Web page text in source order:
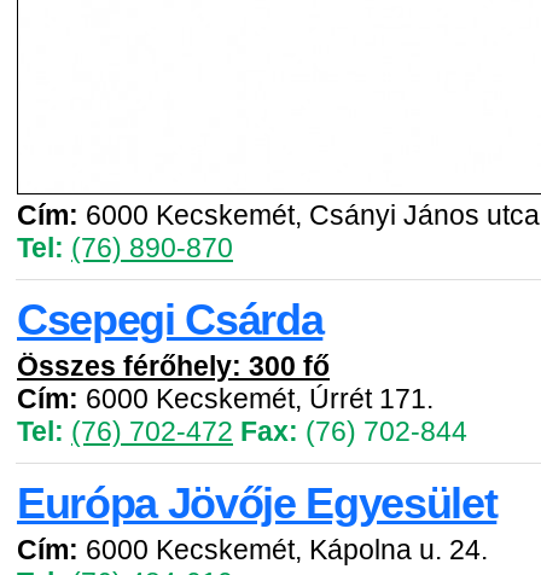
Cím: 6000 Kecskemét, Csányi János
Tel: (76) 890-870
Csepegi Csárda
Összes férőhely: 300 fő
Cím: 6000 Kecskemét, Úrrét 171.
Tel: (76) 702-472 Fax: (76) 702-844
Európa Jövője Egyesület
Cím: 6000 Kecskemét, Kápolna u. 24.